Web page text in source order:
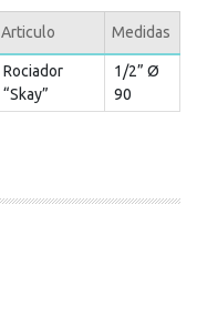
Articulo Medidas
Rociador
“Skay”
1/2” Ø
90